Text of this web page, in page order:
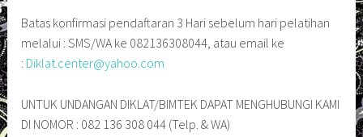
Batas konfirmasi pendaftaran 3 Hari sebelum hari pelatihan
melalui : SMS/WA ke 082136308044, atau email ke
: Diklat.center@yahoo.com
UNTUK UNDANGAN DIKLAT/BIMTEK DAPAT MENGHUBUNGI KAMI
DI NOMOR : 082 136 308 044 (Telp. & WA)